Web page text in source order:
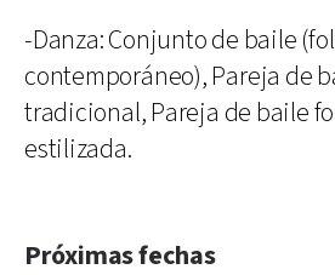
-Danza: Conjunto de baile
contemporáneo), Pareja de
tradicional, Pareja de baile
estilizada.
Próximas fechas